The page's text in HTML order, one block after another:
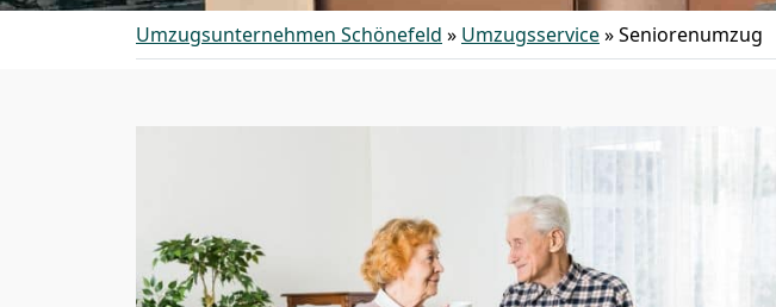
Umzugsunternehmen Schönefeld » Umzugsservice»Seniorenumzug